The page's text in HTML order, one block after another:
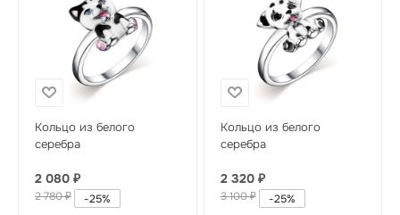
Кольцо из белого
серебра
2 080 ₽
2 780₽ -25%
Кольцо из белого
серебра
2 320₽
3 100₽ -25%